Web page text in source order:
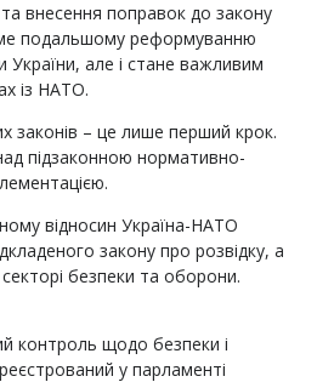
внесення поправок до закону
подальшому реформуванню
України, але і стане важливим
із НАТО.
законів – це лише перший крок.
підзаконною нормативно-
відносин Україна-НАТО
закону про розвідку, а
безпеки та оборони.
контроль щодо безпеки і
у парламенті